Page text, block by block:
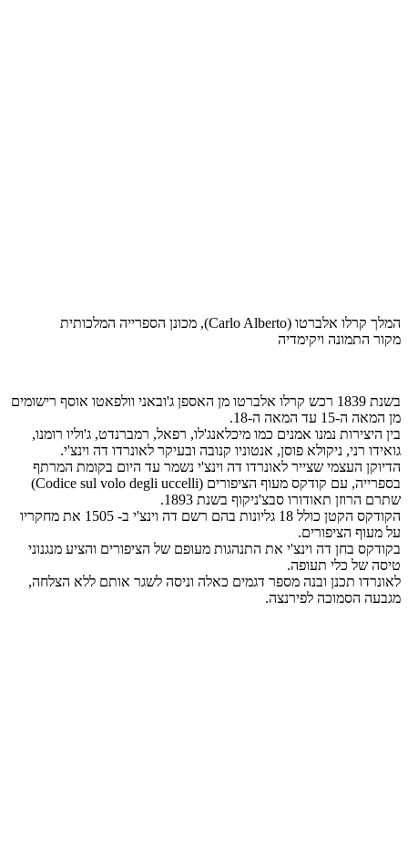
המלך קרלו אלברטו (Carlo Alberto), מכונן הספרייה המלכותית
מקור התמונה ויקימדיה
בשנת 1839 רכש קרלו אלברטו מן האספן ג'ובאני וולפאטו אוסף רישומים
מן המאה ה-15 עד המאה ה-18.
בין היצירות נמנו אמנים כמו מיכלאנג'לו, רפאל, רמברנדט, ג'וליו רומנו,
גואידו רני, ניקולא פוסן, אנטוניו קנובה ובעיקר לאונרדו דה וינצ'י.
הדיוקן העצמי שצייר לאונרדו דה וינצ'י נשמר עד היום בקומת המרתף
בספרייה, עם קודקס מעוף הציפורים (Codice sul volo degli uccelli)
שתרם הרוזן תאודורו סבצ'ניקוף בשנת 1893.
הקודקס הקטן כולל 18 גליונות בהם רשם דה וינצ'י ב- 1505 את מחקריו
על מעוף הציפורים.
בקודקס בחן דה וינצ'י את התנהגות מעופם של הציפורים והציע מנגנוני
טיסה של כלי תעופה.
לאונרדו תכנן ובנה מספר דגמים כאלה וניסה לשגר אותם ללא הצלחה,
מגבעה הסמוכה לפירנצה.